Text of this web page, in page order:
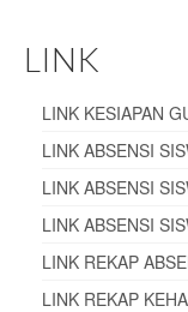
LINK
LINK KESIAPAN
LINK ABSENSI
LINK ABSENSI
LINK ABSENSI
LINK REKAP
LINK REKAP